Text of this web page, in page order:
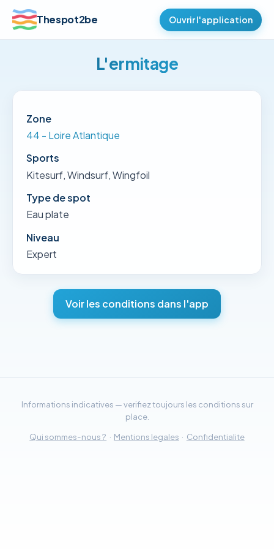
Thespot2be Ouvrir l'application
L'ermitage
Zone
44 - Loire Atlantique
Sports
Kitesurf, Windsurf, Wingfoil
Type de spot
Eau plate
Niveau
Expert
Voir les conditions dans l'app
Informations indicatives — verifiez toujours les conditions sur
place.
Qui sommes-nous ? · Mentions legales · Confidentialite